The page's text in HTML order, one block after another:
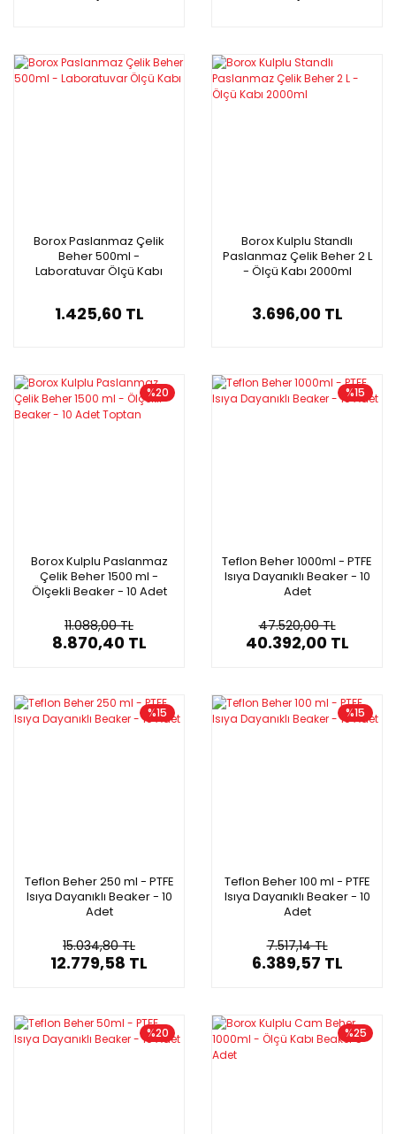
Borox Paslanmaz Çelik
Beher 500ml -
Laboratuvar Ölçü Kabı
1.425,60 TL
Borox Kulplu Standlı
Paslanmaz Çelik Beher 2 L
- Ölçü Kabı 2000ml
3.696,00 TL
%20
Borox Kulplu Paslanmaz
Çelik Beher 1500 ml -
Ölçekli Beaker - 10 Adet
11.088,00 TL
8.870,40 TL
%15
Teflon Beher 1000ml - PTFE
Isıya Dayanıklı Beaker - 10
Adet
47.520,00 TL
40.392,00 TL
%15
Teflon Beher 250 ml - PTFE
Isıya Dayanıklı Beaker - 10
Adet
15.034,80 TL
12.779,58 TL
%15
Teflon Beher 100 ml - PTFE
Isıya Dayanıklı Beaker - 10
Adet
7.517,14 TL
6.389,57 TL
%20 %25